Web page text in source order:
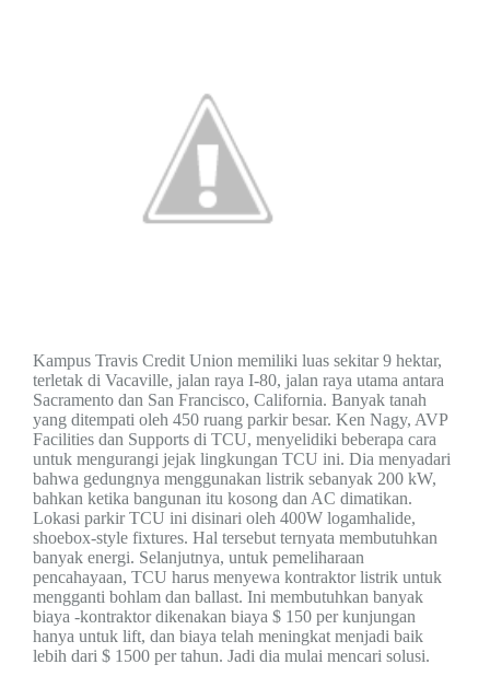
Kampus Travis Credit Union memiliki luas sekitar9 hektar,
terletak di Vacaville, jalan raya I-80, jalan raya utama antara
Sacramento dan San Francisco, California. Banyak tanah
yang ditempati oleh 450 ruang parkirbesar. Ken Nagy, AVP
Facilities dan Supports di TCU, menyelidiki beberapa cara
untuk mengurangi jejak lingkungan TCU ini. Dia menyadari
bahwa gedungnya menggunakan listrik sebanyak 200 kW,
bahkan ketika bangunan itu kosong dan AC dimatikan.
Lokasi parkir TCU ini disinari oleh 400W logamhalide,
shoebox-style fixtures. Hal tersebut ternyata membutuhkan
banyak energi. Selanjutnya, untuk pemeliharaan
pencahayaan, TCU harus menyewa kontraktor listrik untuk
mengganti bohlam dan ballast. Ini membutuhkan banyak
biaya -kontraktor dikenakan biaya $ 150 per kunjungan
hanya untuk lift, dan biaya telah meningkat menjadi baik
lebih dari $ 1500 per tahun. Jadi dia mulai mencari solusi.